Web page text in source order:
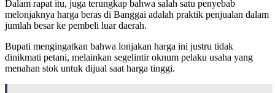
Dalam rapat itu, juga terungkap bahwa salah satu penyebab
melonjaknya harga beras di Banggai adalah praktik penjualan dalam
jumlah besar ke pembeli luar daerah.
Bupati mengingatkan bahwa lonjakan harga ini justru tidak
dinikmati petani, melainkan segelintir oknum pelaku usaha yang
menahan stok untuk dijual saat harga tinggi.